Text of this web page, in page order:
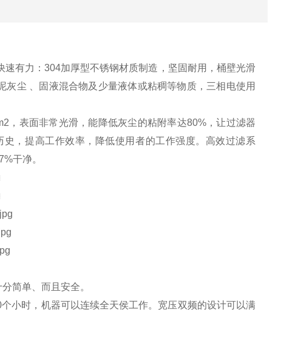
有力：304加厚型不锈钢材质制造，坚固耐用，桶壁光滑
尘 、固液混合物及少量液体或粘稠等物质，三相电使用
，表面非常光滑，能降低灰尘的粘附率达80%，让过滤器
，提高工作效率，降低使用者的工作强度。高效过滤系
干净。
简单、而且安全。
小时，机器可以连续全天侯工作。宽压双频的设计可以满